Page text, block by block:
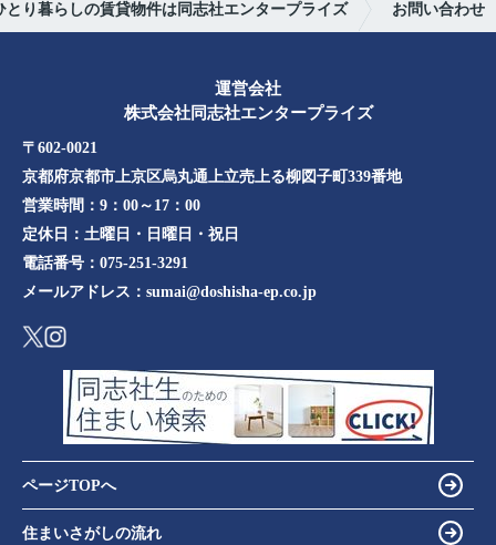
り暮らしの賃貸物件は同志社エンタープライズ お問い合わせ
運営会社
株式会社同志社エンタープライズ
〒602-0021
京都府京都市上京区烏丸通上立売上る柳図子町339番地​​
営業時間： 9：00～17：00
定休日： 土曜日・日曜日・祝日
電話番号： 075-251-3291
メールアドレス： sumai@doshisha-ep.co.jp
ページTOPへ
住まいさがしの流れ